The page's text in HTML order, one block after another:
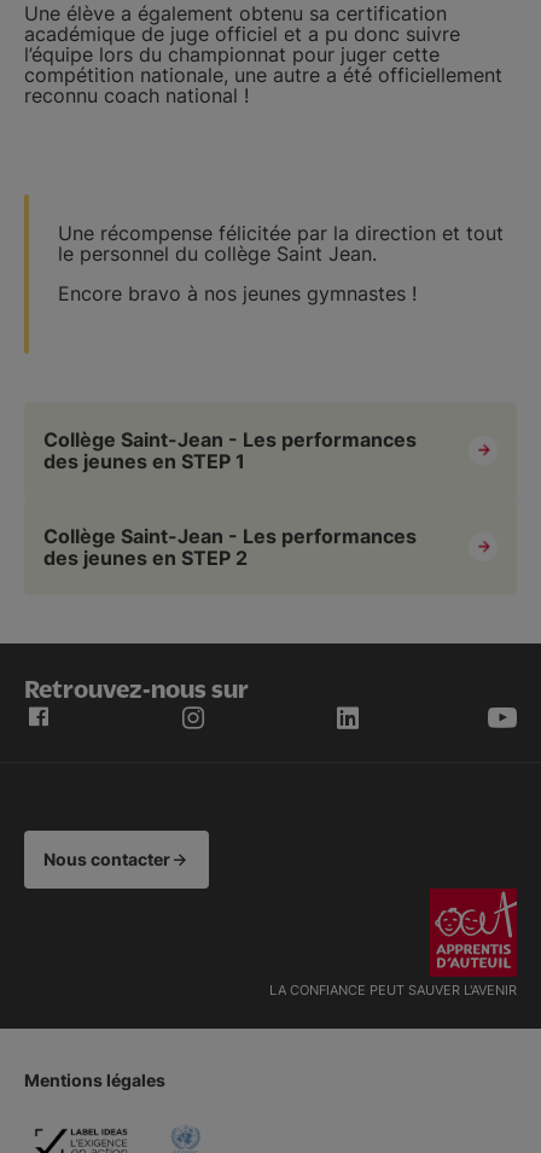
Une élève a également obtenu sa certification
académique de juge officiel et a pu donc suivre
l’équipe lors du championnat pour juger cette
compétition nationale, une autre a été officiellement
reconnu coach national !
Une récompense félicitée par la direction et tout
le personnel du collège Saint Jean.
Encore bravo à nos jeunes gymnastes !
Collège Saint-Jean - Les performances
des jeunes en STEP 1
Collège Saint-Jean - Les performances
des jeunes en STEP 2
Retrouvez-nous sur
Nous contacter
LA CONFIANCE PEUT SAUVER L'AVENIR
Mentions légales